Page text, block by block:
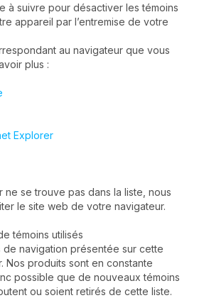
à suivre pour désactiver les témoins
appareil par l’entremise de votre
au navigateur que vous
plus :
Explorer
ne se trouve pas dans la liste, nous
le site web de votre navigateur.
témoins utilisés
de navigation présentée sur cette
Nos produits sont en constante
possible que de nouveaux témoins
ou soient retirés de cette liste.